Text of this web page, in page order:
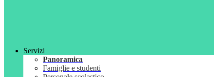
Servizi
Panoramica
Famiglie e studenti